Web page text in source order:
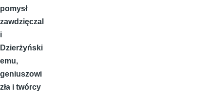
pomysł
zawdzięczal
i
Dzierżyński
emu,
geniuszowi
zła i twórcy